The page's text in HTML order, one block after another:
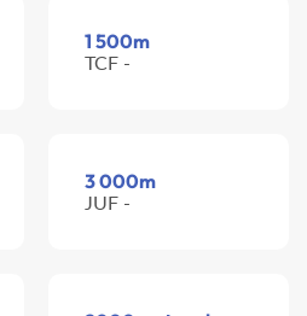
1 500m
TCF -
3 000m
JUF -